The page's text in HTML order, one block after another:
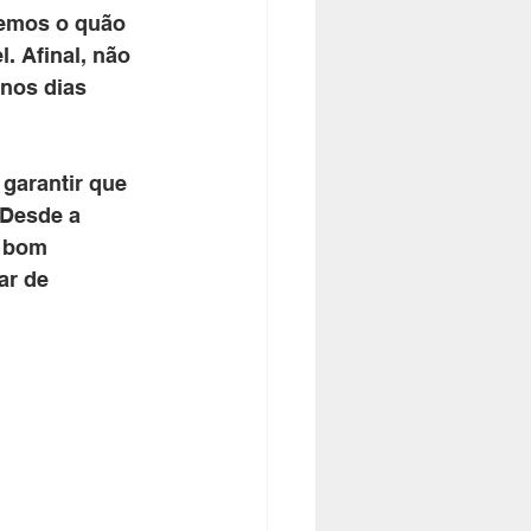
o quão
Afinal, não
dias
que
a
de